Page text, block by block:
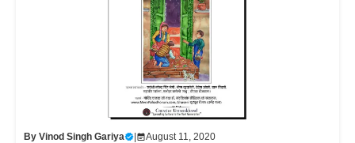
By Vinod Singh Gariya | August 11, 2020